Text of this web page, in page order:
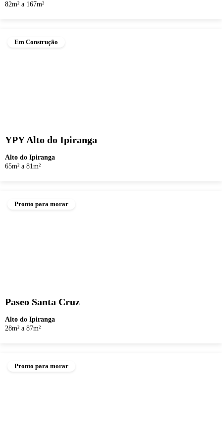
82m² a 167m²
Em Construção
YPY Alto do Ipiranga
Alto do Ipiranga
65m² a 81m²
Pronto para morar
Paseo Santa Cruz
Alto do Ipiranga
28m² a 87m²
Pronto para morar